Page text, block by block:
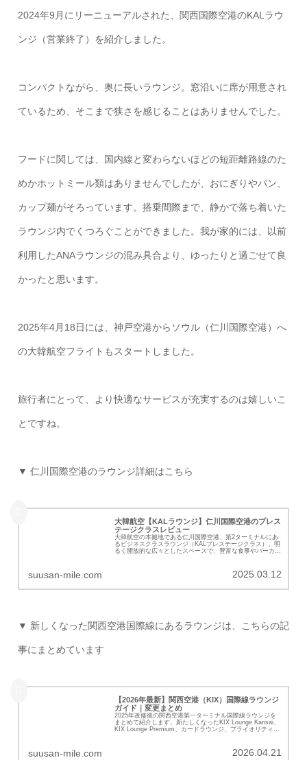
2024年9月にリーニューアルされた、関西国際空港のKALラウ
ンジ（営業終了）を紹介しました。
コンパクトながら、奥に長いラウンジ。窓沿いに席が用意され
ているため、そこまで狭さを感じることはありませんでした。
フードに関しては、国内線と変わらないほどの短距離路線のた
めかホットミール類はありませんでしたが、おにぎりやパン、
カップ麺がそろっています。搭乗間際まで、静かで落ち着いた
ラウンジ内でくつろぐことができました。我が家的には、以前
利用したANAラウンジの混み具合より、ゆったりと過ごせて良
かったと思います。
2025年4月18日には、神戸空港からソウル（仁川国際空港）へ
の大韓航空フライトもスタートしました。
旅行者にとって、より快適なサービスが充実するのは嬉しいこ
とですね。
▼ 仁川国際空港のラウンジ詳細はこちら
大韓航空【KALラウンジ】仁川国際空港のプレス
テージクラスレビュー
大韓航空の本拠地である仁川国際空港、第2ターミナルにあ
るビジネスクラスラウンジ（KALプレステージクラス）。明
るく開放的な広々としたスペースで、豊富な食事やバーカウ
suusan-mile.com 2025.03.12
▼ 新しくなった関西空港国際線にあるラウンジは、こちらの記
事にまとめています
【2026年最新】関西空港（KIX）国際線ラウンジ
ガイド｜変更まとめ
2025年改修後の関西空港第一ターミナル国際線ラウンジを
まとめて紹介します。新たしくなったKIX Lounge Kansai、
KIX Lounge Premium、カードラウンジ、プライオリティパ
suusan-mile.com 2026.04.21